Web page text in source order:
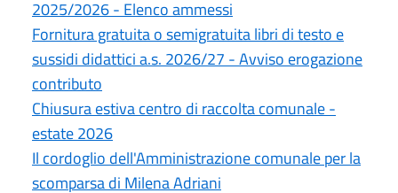
2025/2026 - Elenco ammessi
Fornitura gratuita o semigratuita libri di testo e
sussidi didattici a.s. 2026/27 - Avviso erogazione
contributo
Chiusura estiva centro di raccolta comunale -
estate 2026
Il cordoglio dell'Amministrazione comunale per la
scomparsa di Milena Adriani